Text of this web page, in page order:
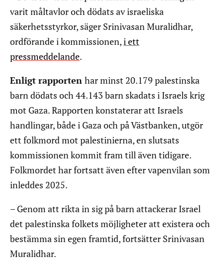
varit måltavlor och dödats av israeliska
säkerhetsstyrkor, säger Srinivasan Muralidhar,
ordförande i kommissionen,i ett
pressmeddelande.
Enligt rapporten har minst 20.179 palestinska
barn dödats och 44.143 barn skadats i Israels krig
mot Gaza. Rapporten konstaterar att Israels
handlingar, både i Gaza och på Västbanken, utgör
ett folkmord mot palestinierna, en slutsats
kommissionen kommit fram till även tidigare.
Folkmordet har fortsatt även efter vapenvilan som
inleddes 2025.
– Genom att rikta in sig på barn attackerar Israel
det palestinska folkets möjligheter att existera och
bestämma sin egen framtid, fortsätter Srinivasan
Muralidhar.